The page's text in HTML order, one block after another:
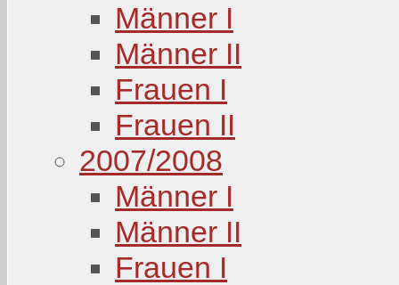
Männer I
Männer II
Frauen I
Frauen II
2007/2008
Männer I
Männer II
Frauen I